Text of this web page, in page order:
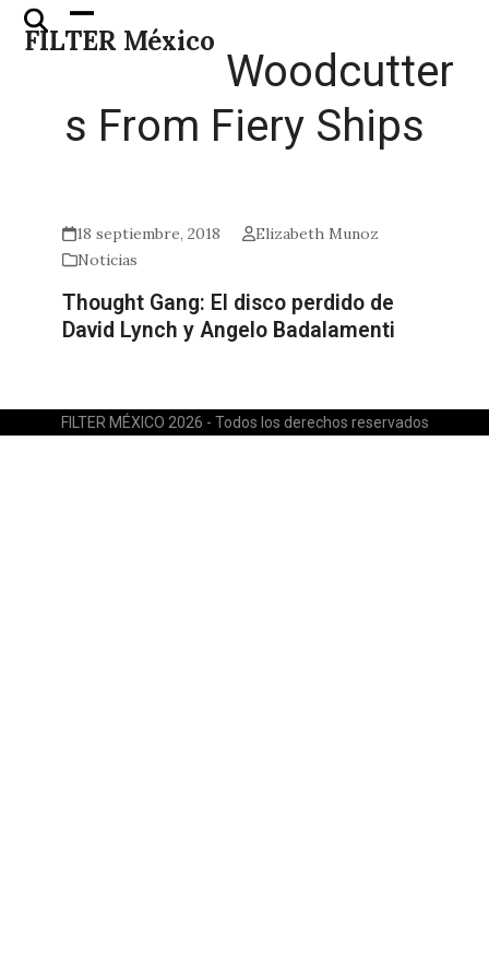
Skip
FILTER México
Open
mobile
Close
mobile
Woodcutter
s From Fiery Ships
18 septiembre, 2018
Elizabeth Munoz
Noticias
Thought Gang: El disco perdido de
David Lynch y Angelo Badalamenti
FILTER MÉXICO 2026 - Todos los derechos reservados